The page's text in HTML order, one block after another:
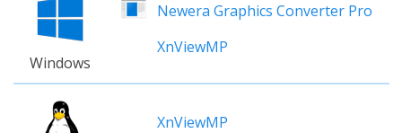
Windows
Newera Graphics Converter Pro
XnViewMP
XnViewMP